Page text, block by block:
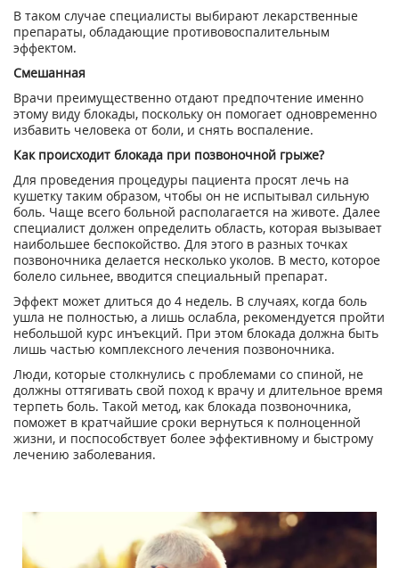
В таком случае специалисты выбирают лекарственные
препараты, обладающие противовоспалительным
эффектом.
Смешанная
Врачи преимущественно отдают предпочтение именно
этому виду блокады, поскольку он помогает одновременно
избавить человека от боли, и снять воспаление.
Как происходит блокада при позвоночной грыже?
Для проведения процедуры пациента просят лечь на
кушетку таким образом, чтобы он не испытывал сильную
боль. Чаще всего больной располагается на животе. Далее
специалист должен определить область, которая вызывает
наибольшее беспокойство. Для этого в разных точках
позвоночника делается несколько уколов. В место, которое
болело сильнее, вводится специальный препарат.
Эффект может длиться до 4 недель. В случаях, когда боль
ушла не полностью, а лишь ослабла, рекомендуется пройти
небольшой курс инъекций. При этом блокада должна быть
лишь частью комплексного лечения позвоночника.
Люди, которые столкнулись с проблемами со спиной, не
должны оттягивать свой поход к врачу и длительное время
терпеть боль. Такой метод, как блокада позвоночника,
поможет в кратчайшие сроки вернуться к полноценной
жизни, и поспособствует более эффективному и быстрому
лечению заболевания.